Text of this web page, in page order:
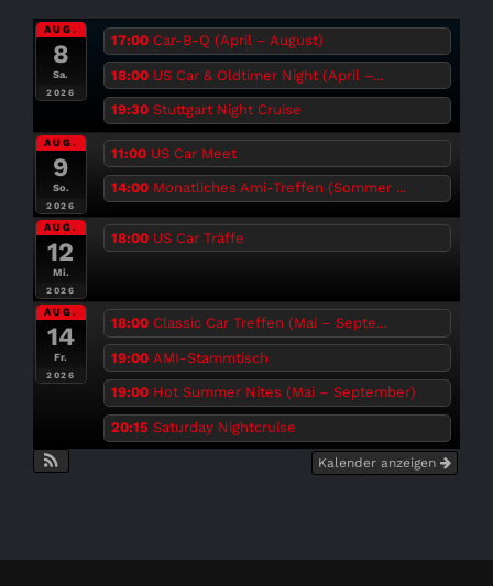
AUG.
8
Sa.
2026
17:00 Car-B-Q (April – August)
18:00 US Car & Oldtimer Night (April –...
19:30 Stuttgart Night Cruise
AUG.
9
So.
2026
11:00 US Car Meet
14:00 Monatliches Ami-Treffen (Sommer ...
AUG.
12
Mi.
2026
18:00 US Car Träffe
AUG.
14
Fr.
2026
18:00 Classic Car Treffen (Mai – Septe...
19:00 AMI-Stammtisch
19:00 Hot Summer Nites (Mai – September)
20:15 Saturday Nightcruise
Kalender anzeigen